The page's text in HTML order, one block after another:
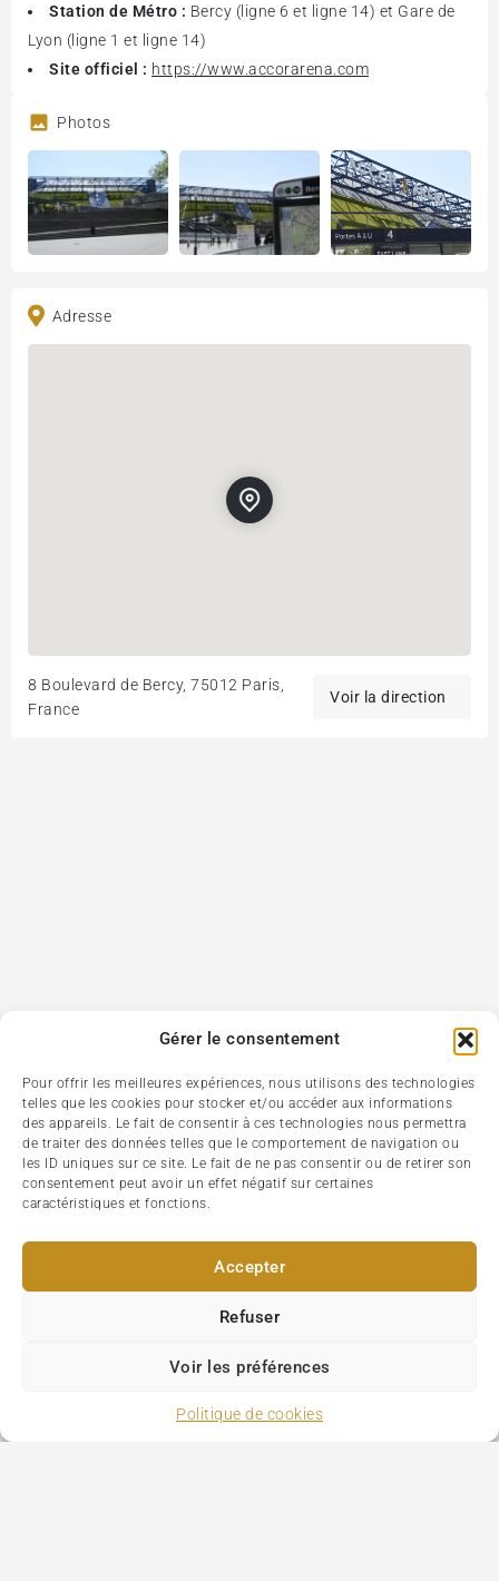
Gérer le consentement
Pour offrir les meilleures expériences, nous utilisons des technologies
telles que les cookies pour stocker et/ou accéder aux informations
des appareils. Le fait de consentir à ces technologies nous permettra
de traiter des données telles que le comportement de navigation ou
les ID uniques sur ce site. Le fait de ne pas consentir ou de retirer son
consentement peut avoir un effet négatif sur certaines
caractéristiques et fonctions.
Accepter
Refuser
Voir les préférences
Politique de cookies
Station de Métro : Bercy (ligne 6 et ligne 14) et Gare de
Lyon (ligne 1 et ligne 14)
Site officiel : https://www.accorarena.com
Photos
Adresse
8 Boulevard de Bercy, 75012 Paris,
France